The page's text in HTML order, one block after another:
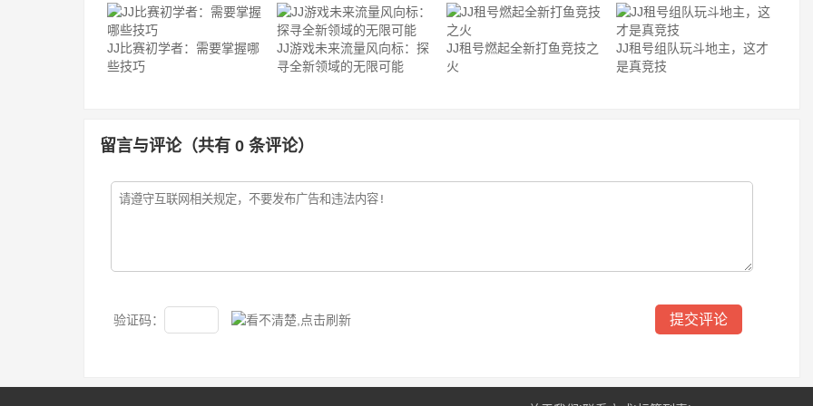
JJ比赛初学者：需要掌握哪
些技巧
JJ游戏未来流量风向标：探
寻全新领域的无限可能
JJ租号燃起全新打鱼竞技之
火
JJ租号组队玩斗地主，这才
是真竞技
留言与评论（共有 0 条评论）
验证码：